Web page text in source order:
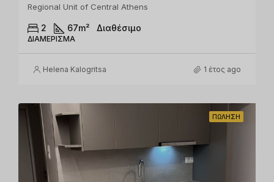
Regional Unit of Central Athens
2 67m² Διαθέσιμο
ΔΙΑΜΈΡΙΣΜΑ
Helena Kalogritsa 1 έτος ago
ΠΏΛΗΣΗ